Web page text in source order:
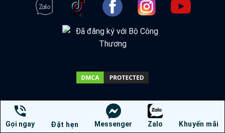
Gọi ngay Đặt hẹn Messenger Zalo Khuyến mãi